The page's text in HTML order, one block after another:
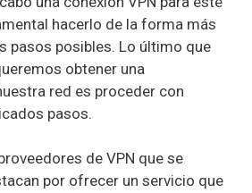
hacerlo de la forma más
pasos posibles. Lo último que
obtener una
red es proceder con
pasos.
de VPN que se
por ofrecer un servicio que